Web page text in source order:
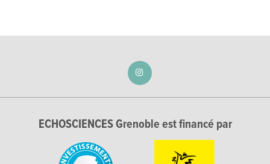
ECHOSCIENCES Grenoble est financé par